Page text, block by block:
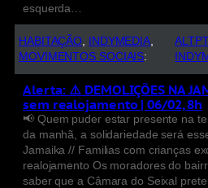
esquerda…
HABITAÇÃO, INDYMEDIA
MOVIMENTOS SOCIAIS:
ALTPT
Alerta: ⚠️ DEMOLIÇÕES NA
sem realojamento | 06/02, 8h
📢 Quem puder estar presente na
da manhã, a solidariedade será
Jamaika // Familias com crianças
realojamento Os moradores do
saber que a Câmara do Seixal